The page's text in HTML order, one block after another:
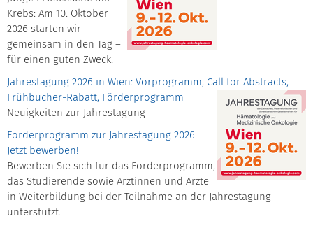
Krebs: Am 10. Oktober
2026 starten wir
gemeinsam in den Tag –
für einen guten Zweck.
Jahrestagung 2026 in Wien: Vorprogramm, Call for Abstracts,
Frühbucher-Rabatt, Förderprogramm
Neuigkeiten zur Jahrestagung
Förderprogramm zur Jahrestagung 2026:
Jetzt bewerben!
Bewerben Sie sich für das Förderprogramm,
das Studierende sowie Ärztinnen und Ärzte
in Weiterbildung bei der Teilnahme an der Jahrestagung
unterstützt.